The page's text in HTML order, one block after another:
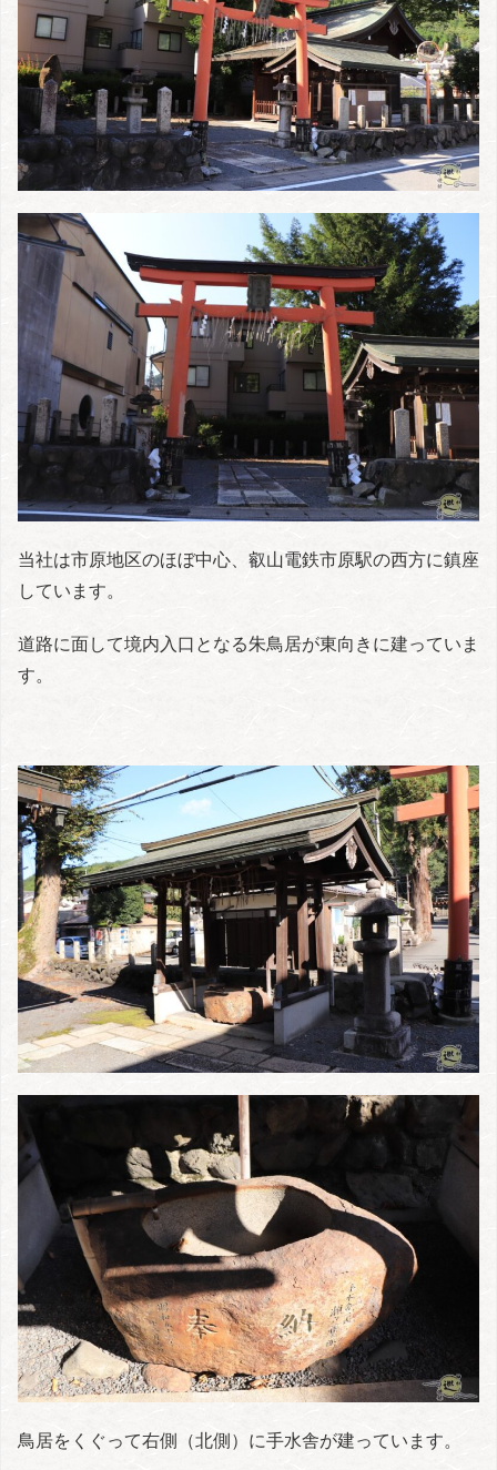
当社は市原地区のほぼ中心、叡山電鉄市原駅の西方に鎮座
しています。
道路に面して境内入口となる朱鳥居が東向きに建っていま
す。
鳥居をくぐって右側（北側）に手水舎が建っています。